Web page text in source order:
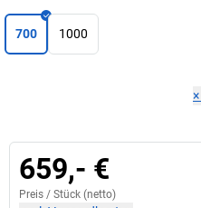
700 1000
×
659,- €
Preis / Stück (netto)